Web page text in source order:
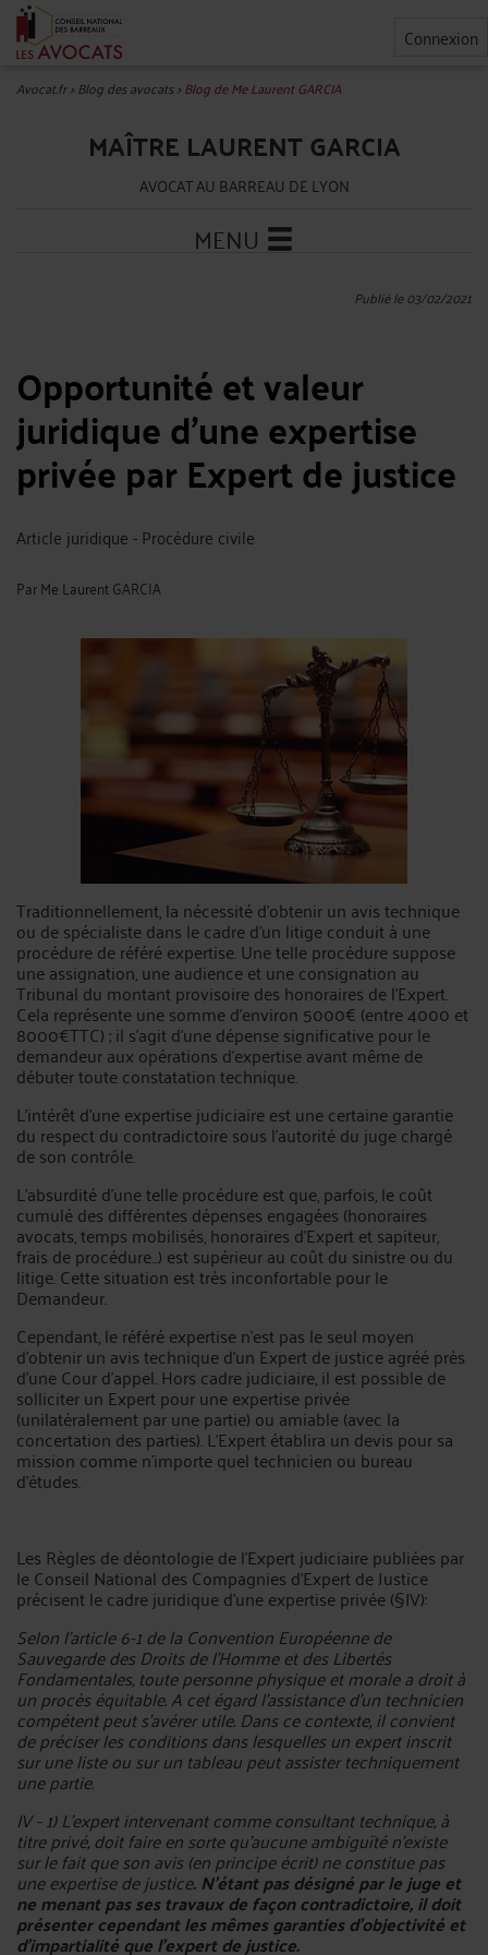
Connexion
Avocat.fr>Blog des avocats>Blog de Me Laurent GARCIA
MAÎTRE LAURENT GARCIA
AVOCAT AU BARREAU DE LYON
MENU
Publié le 03/02/2021
Opportunité et valeur
juridique d’une expertise
privée par Expert de justice
Article juridique - Procédure civile
ParMe Laurent GARCIA
Traditionnellement, la nécessité d’obtenir un avis technique
ou de spécialiste dans le cadre d’un litige conduit à une
procédure de référé expertise. Une telle procédure suppose
une assignation, une audience et une consignation au
Tribunal du montant provisoire des honoraires de l’Expert.
Cela représente une somme d’environ 5000€ (entre 4000 et
8000€TTC) ; il s’agit d’une dépense significative pour le
demandeur aux opérations d’expertise avant même de
débuter toute constatation technique.
L’intérêt d’une expertise judiciaire est une certaine garantie
du respect du contradictoire sous l’autorité du juge chargé
de son contrôle.
L’absurdité d’une telle procédure est que, parfois, le coût
cumulé des différentes dépenses engagées (honoraires
avocats, temps mobilisés, honoraires d’Expert et sapiteur,
frais de procédure...) est supérieur au coût du sinistre ou du
litige. Cette situation est très inconfortable pour le
Demandeur.
Cependant, le référé expertise n’est pas le seul moyen
d’obtenir un avis technique d’un Expert de justice agréé près
d’une Cour d’appel. Hors cadre judiciaire, il est possible de
solliciter un Expert pour une expertise privée
(unilatéralement par une partie) ou amiable (avec la
concertation des parties). L’Expert établira un devis pour sa
mission comme n’importe quel technicien ou bureau
d’études.
Les Règles de déontologie de l’Expert judiciaire publiées par
le Conseil National des Compagnies d’Expert de Justice
précisent le cadre juridique d’une expertise privée (§IV):
Selon l'article 6-1 de la Convention Européenne de
Sauvegarde des Droits de l'Homme et des Libertés
Fondamentales, toute personne physique et morale a droit à
un procès équitable. A cet égard l’assistance d’un technicien
compétent peut s’avérer utile. Dans ce contexte, il convient
de préciser les conditions dans lesquelles un expert inscrit
sur une liste ou sur un tableau peut assister techniquement
une partie.
IV - 1) L’expert intervenant comme consultant technique, à
titre privé, doit faire en sorte qu’aucune ambiguïté n’existe
sur le fait que son avis (en principe écrit) ne constitue pas
une expertise de justice. N’étant pas désigné par le juge et
ne menant pas ses travaux de façon contradictoire, il doit
présenter cependant les mêmes garanties d’objectivité et
d’impartialité que l’expert de justice.